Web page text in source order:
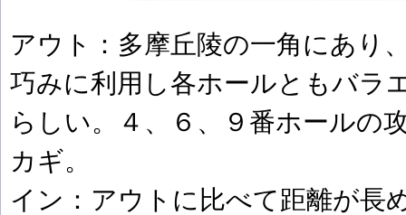
アウト：多摩丘陵の一角にあり
巧みに利用し各ホールともバラ
らしい。４、６、９番ホールの
カギ。
イン：アウトに比べて距離が長